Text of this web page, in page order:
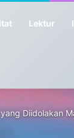
Lektur
Diidolakan